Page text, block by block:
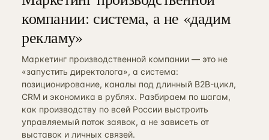
компании: система, а не «дадим
рекламу»
Маркетинг производственной компании — это не
«запустить директолога», а система:
позиционирование, каналы под длинный B2B-цикл,
CRM и экономика в рублях. Разбираем по шагам,
как производству по всей России выстроить
управляемый поток заявок, а не зависеть от
выставок и личных связей.